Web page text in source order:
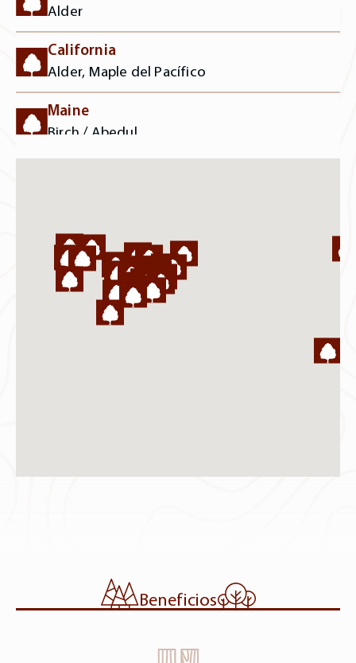
Alder
California
Alder, Maple del Pacífico
Maine
Birch / Abedul
Pennsylvania
Cerezo, Fresno, Encino Rojo
Mississippi
Cottonwood / Álamo del Este, Encino Rojo,
Cottonwood / Álamo del Este
Nogal, Encino blanco, Sicomoro, Hackberry
Beneficios